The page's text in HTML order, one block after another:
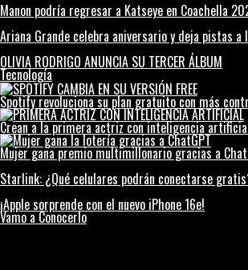
Manon podría regresar a Katseye en Coachella
Ariana Grande celebra aniversario y deja pistas a
OLIVIA RODRIGO ANUNCIA SU TERCER ÁLBUM
Tecnología
Spotify revoluciona su plan gratuito con más
Crean a la primera actriz con inteligencia
Mujer gana premio multimillonario gracias a
Starlink: ¿Qué celulares podrán conectarse
¡Apple sorprende con el nuevo iPhone 16e!
Vamo a Conocerlo